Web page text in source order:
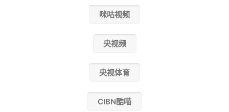
咪咕视频
央视频
央视体育
CIBN酷喵